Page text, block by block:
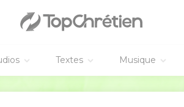
Textes Musique